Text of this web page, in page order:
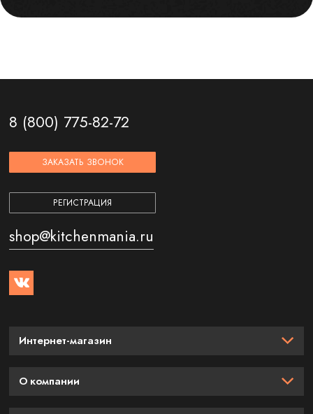
8 (800) 775-82-72
ЗАКАЗАТЬ ЗВОНОК
РЕГИСТРАЦИЯ
shop@kitchenmania.ru
Интернет-магазин
О компании